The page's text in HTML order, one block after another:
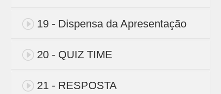
19 - Dispensa da Apresentação
20 - QUIZ TIME
21 - RESPOSTA